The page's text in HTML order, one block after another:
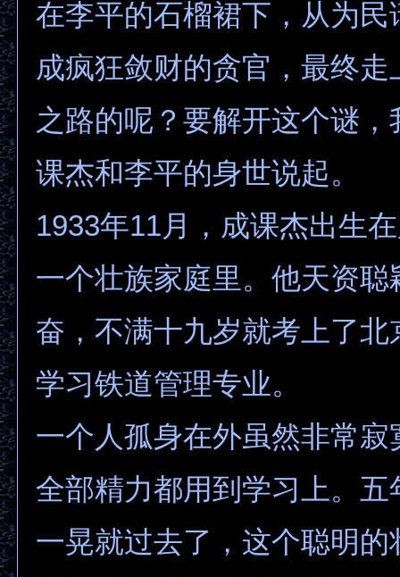
在李平的石榴裙下，从为民
成疯狂敛财的贪官，最终
之路的呢？要解开这个谜
课杰和李平的身世说起。
1933年11月，成课杰出生
一个壮族家庭里。他天资聪
奋，不满十九岁就考上了北
学习铁道管理专业。
一个人孤身在外虽然非常寂
全部精力都用到学习上。五
一晃就过去了，这个聪明的